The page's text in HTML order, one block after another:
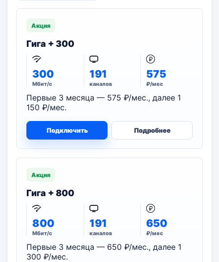
Акция
Гига + 300
300
Мбит/с
191
каналов
575
₽/мес
Первые 3 месяца — 575 ₽/мес., далее 1
150 ₽/мес.
Подключить Подробнее
Акция
Гига + 800
800
Мбит/с
191
каналов
650
₽/мес
Первые 3 месяца — 650 ₽/мес., далее 1
300 ₽/мес.